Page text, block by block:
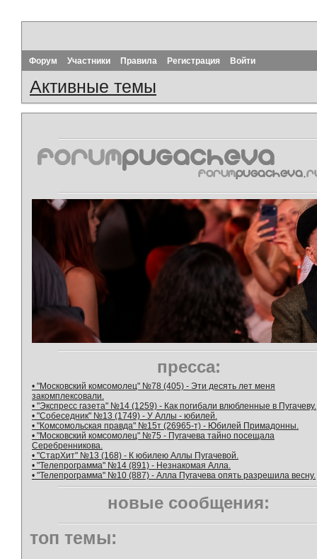
Форум Участники Правила Регистрация Войти
Активные темы
пресса:
• "Московский комсомолец" №78 (405) - Эти десять лет меня
закомплексовали.
• "Экспресс газета" №14 (1259) - Как погибали влюбленные в Пугачеву.
• "Собеседник" №13 (1749) - У Аллы - юбилей.
• "Комсомольская правда" №15т (26965-т) - Юбилей Примадонны.
• "Московский комсомолец" №75 - Пугачева тайно посещала
Серебренникова.
• "СтарХит" №13 (168) - К юбилею Аллы Пугачевой.
• "Телепрограмма" №14 (891) - Незнакомая Алла.
• "Телепрограмма" №10 (887) - Алла Пугачева опять разрешила весну.
новые сообщения:
топ темы: